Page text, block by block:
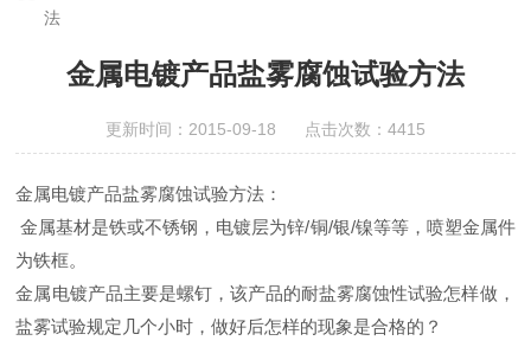
法
金属电镀产品盐雾腐蚀试验方法
更新时间：2015-09-18 点击次数：4415
金属电镀产品盐雾腐蚀试验方法：
金属基材是铁或不锈钢，电镀层为锌/铜/银/镍等等，喷塑金属件
为铁框。
金属电镀产品主要是螺钉，该产品的耐盐雾腐蚀性试验怎样做，
盐雾试验规定几个小时，做好后怎样的现象是合格的 ？